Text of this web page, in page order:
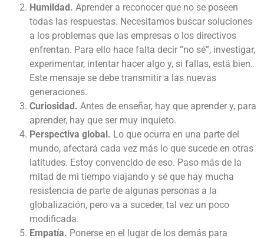
Humildad. Aprender a reconocer que no se poseen
todas las respuestas. Necesitamos buscar soluciones
a los problemas que las empresas o los directivos
enfrentan. Para ello hace falta decir “no sé”, investigar,
experimentar, intentar hacer algo y, si fallas, está bien.
Este mensaje se debe transmitir a las nuevas
generaciones.
Curiosidad. Antes de enseñar, hay que aprender y, para
aprender, hay que ser muy inquieto.
Perspectiva global. Lo que ocurra en una parte del
mundo, afectará cada vez más lo que sucede en otras
latitudes. Estoy convencido de eso. Paso más de la
mitad de mi tiempo viajando y sé que hay mucha
resistencia de parte de algunas personas a la
globalización, pero va a suceder, tal vez un poco
modificada.
Empatía. Ponerse en el lugar de los demás para